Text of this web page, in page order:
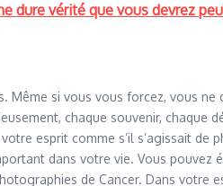
dure vérité que vous devrez
Même si vous vous forcez, vous
chaque souvenir, chaque
esprit comme s’il s’agissait
dans votre vie. Vous
de Cancer. Dans